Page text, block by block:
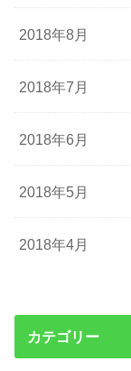
2018年8月
2018年7月
2018年6月
2018年5月
2018年4月
カテゴリー